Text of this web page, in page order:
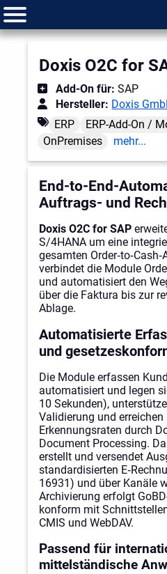
Doxis O2C for
Add-On für: SAP
Hersteller: Doxis
ERP
ERP-Add-On /
OnPremises
mehr...
End-to-End-
Auftrags- und
Doxis O2C for SAP
S/4HANA um eine
gesamten
verbindet die Module
und automatisiert den
über die Faktura bis zur
Ablage.
Automatisierte
und
Die Module erfassen
automatisiert und legen
10 Sekunden),
Validierung und erreichen
Erkennungsraten durch
Document Processing.
erstellt und versendet
standardisierten
16931) und über Kanäle
Archivierung erfolgt
konform mit
CMIS und WebDAV.
Passend für
mittelständische